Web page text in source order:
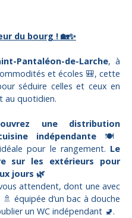
du bourg ! 🏡✨
Pantaléon-de-Larche, à
et écoles 🎒, cette
séduire celles et ceux en
au quotidien.
une distribution
indépendante 🍽️
pour le rangement. Le
sur les extérieurs pour
jours 🌿
attendent, dont une avec
🚿 équipée d’un bac à douche
un WC indépendant 🚽.